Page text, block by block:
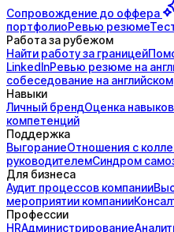
Сопровождение до оффера
портфолиоРевью резюме
Работа за рубежом
Найти работу за границей
LinkedInРевью резюме на
собеседование на английском
Навыки
Личный брендОценка навыков
компетенций
Поддержка
ВыгораниеОтношения с
руководителемСиндром
Для бизнеса
Аудит процессов компании
мероприятии компании
Профессии
HRАдминистрирование